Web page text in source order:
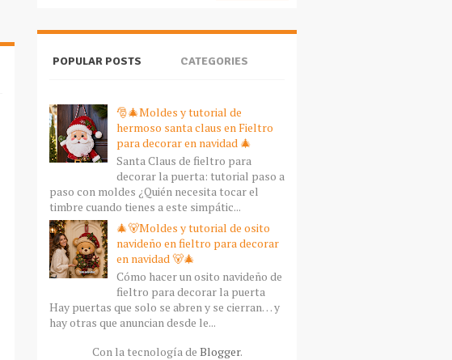
POPULAR POSTS CATEGORIES
🎅🎄Moldes y tutorial de
hermoso santa claus en Fieltro
para decorar en navidad 🎄
Santa Claus de fieltro para
decorar la puerta: tutorial paso a
paso con moldes ¿Quién necesita tocar el
timbre cuando tienes a este simpátic...
🎄🐻Moldes y tutorial de osito
navideño en fieltro para decorar
en navidad 🐻🎄
Cómo hacer un osito navideño de
fieltro para decorar la puerta
Hay puertas que solo se abren y se cierran… y
hay otras que anuncian desde le...
Con la tecnología de Blogger.